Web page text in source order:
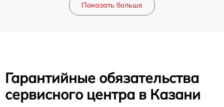
Показать больше
Гарантийные обязательства
сервисного центра в Казани